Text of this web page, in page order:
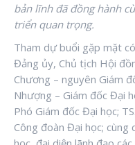
bản lĩnh đã đồng hành
triển quan trọng.
Tham dự buổi gặp mặt
Đảng ủy, Chủ tịch Hội
Chương – nguyên Giám
Nhượng – Giám đốc Đại
Phó Giám đốc Đại học;
Công đoàn Đại học; cùng